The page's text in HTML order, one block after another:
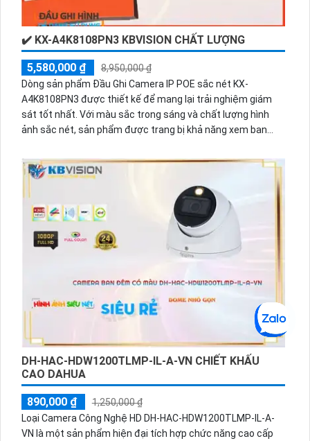
✔️ KX-A4K8108PN3 KBVISION CHẤT LƯỢNG
5,580,000 ₫
8,950,000 ₫
Dòng sản phẩm Đầu Ghi Camera IP POE sắc nét KX-
A4K8108PN3 được thiết kế để mang lại trải nghiệm giám
sát tốt nhất. Với màu sắc trong sáng và chất lượng hình
ảnh sắc nét, sản phẩm được trang bị khả năng xem ban
đẹp mắt và được thiết kế có tính năng báo động khi xâm
nhập hàng rào ảo. Với công nghệ IP POE, bạn có thể quản lý
từ xa và tiết kiệm dung lượng với chuẩn H.265+. Đặc biệt,
sản phẩm có cổng LAN RJ45 tiện lợi cho việc kết nối mạng.
DH-HAC-HDW1200TLMP-IL-A-VN CHIẾT KHẤU
CAO DAHUA
890,000 ₫
1,250,000 ₫
Loại Camera Công Nghệ HD DH-HAC-HDW1200TLMP-IL-A-
VN là một sản phẩm hiện đại tích hợp chức năng cao cấp